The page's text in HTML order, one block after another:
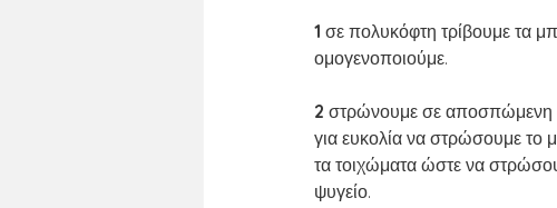
1 σε πολυκόφτη τρίβουμε τα
ομογενοποιούμε.
2 στρώνουμε σε αποσπώμενη
για ευκολία να στρώσουμε το
τα τοιχώματα ώστε να
ψυγείο.